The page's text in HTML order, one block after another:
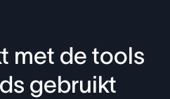
met de tools
gebruikt